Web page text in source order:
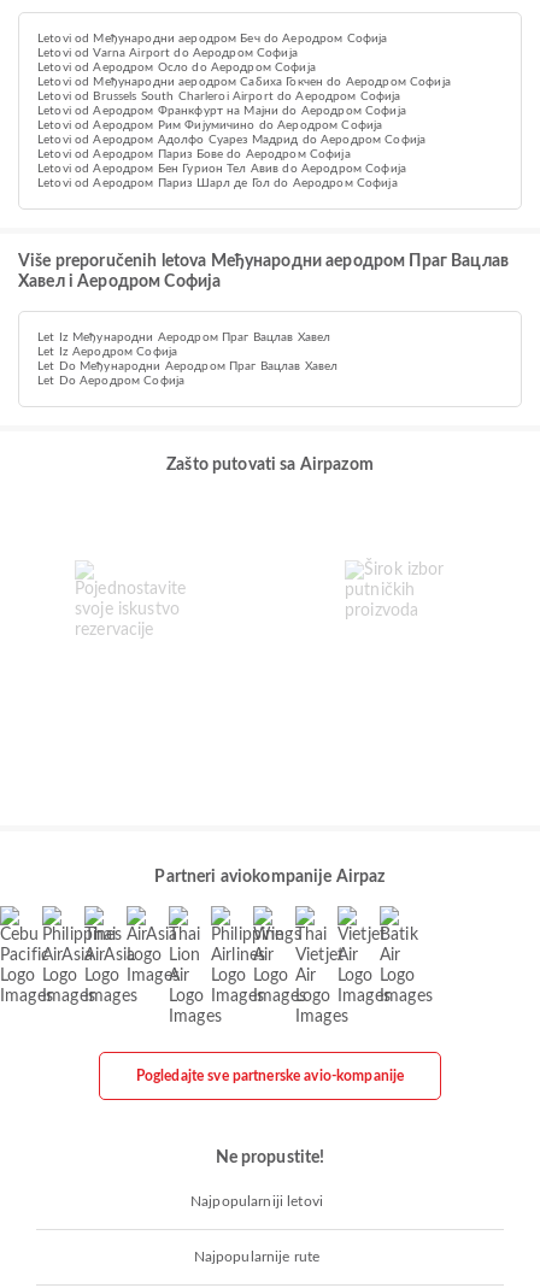
Letovi od Међународни аеродром Беч do Аеродром Софија
Letovi od Varna Airport do Аеродром Софија
Letovi od Aеродром Осло do Аеродром Софија
Letovi od Међународни аеродром Сабиха Гокчен do Аеродром Софија
Letovi od Brussels South Charleroi Airport do Аеродром Софија
Letovi od Aеродром Франкфурт на Мајни do Аеродром Софија
Letovi od Аеродром Рим Фијумичино do Аеродром Софија
Letovi od Аеродром Адолфо Суарез Мадрид do Аеродром Софија
Letovi od Aеродром Париз Бове do Аеродром Софија
Letovi od Аеродром Бен Гурион Тел Авив do Аеродром Софија
Letovi od Aеродром Париз Шарл де Гол do Аеродром Софија
Više preporučenih letova Међународни аеродром Праг Вацлав
Хавел i Аеродром Софија
Let Iz Међународни Аеродром Праг Вацлав Хавел
Let Iz Аеродром Софија
Let Do Међународни Аеродром Праг Вацлав Хавел
Let Do Аеродром Софија
Zašto putovati sa Airpazom
Partneri aviokompanije Airpaz
Pogledajte sve partnerske avio-kompanije
Ne propustite!
Najpopularniji letovi
Najpopularnije rute